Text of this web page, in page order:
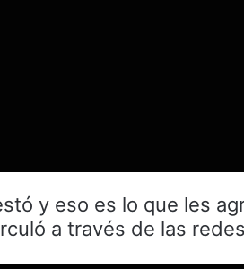
y eso es lo que les
a través de las